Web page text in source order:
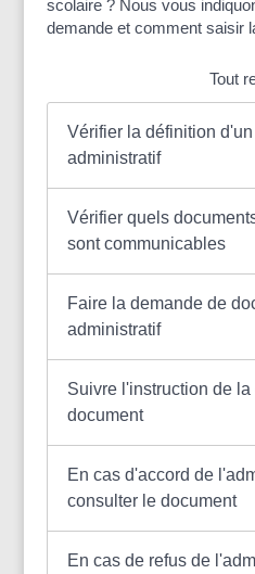
scolaire ? Nous vous
demande et comment saisir
Tout
Vérifier la définition
administratif
Vérifier quels
sont communicables
Faire la demande de
administratif
Suivre l'instruction de
document
En cas d'accord de
consulter le document
En cas de refus de